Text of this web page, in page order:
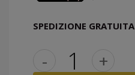
SPEDIZIONE GRATUITA
- +